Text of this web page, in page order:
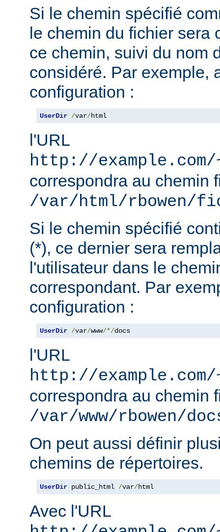
Si le chemin spécifié
le chemin du fichier sera
ce chemin, suivi du nom
considéré. Par exemple,
configuration :
UserDir /var/html
l'URL
http://
correspondra au chemin
/var/html/rbowen/
Si le chemin spécifié
(*), ce dernier sera
l'utilisateur dans le
correspondant. Par
configuration :
UserDir /var/www/*/docs
l'URL
http://
correspondra au chemin
/var/www/rbowen/
On peut aussi définir
chemins de répertoires.
UserDir public_html /var/html
Avec l'URL